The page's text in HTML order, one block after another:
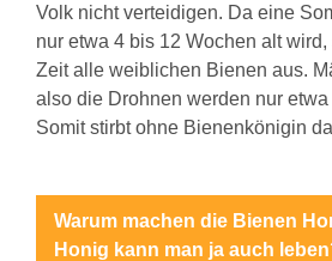
Volk nicht verteidigen. Da eine
nur etwa 4 bis 12 Wochen alt
Zeit alle weiblichen Bienen aus.
also die Drohnen werden nur
Somit stirbt ohne Bienenkönigin
Warum machen die Bienen
Honig kann man ja auch